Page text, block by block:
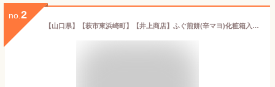
no. 2
【山口県】【萩市東浜崎町】【井上商店】ふぐ煎餅(辛マヨ)化粧箱入(10001027)